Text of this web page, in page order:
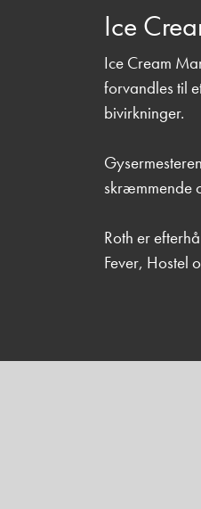
Ice
Ice Cream
forvandles til
bivirkninger.
skræmmende
Roth er
Fever, Hostel